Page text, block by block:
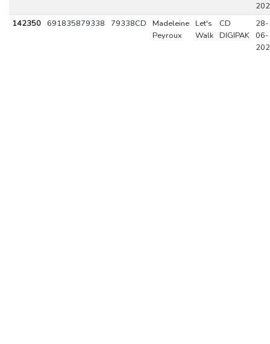
142350
691835879338 79338CD
Madeleine
Peyroux
Let's
Walk
CD
DIGIPAK
28-
06-